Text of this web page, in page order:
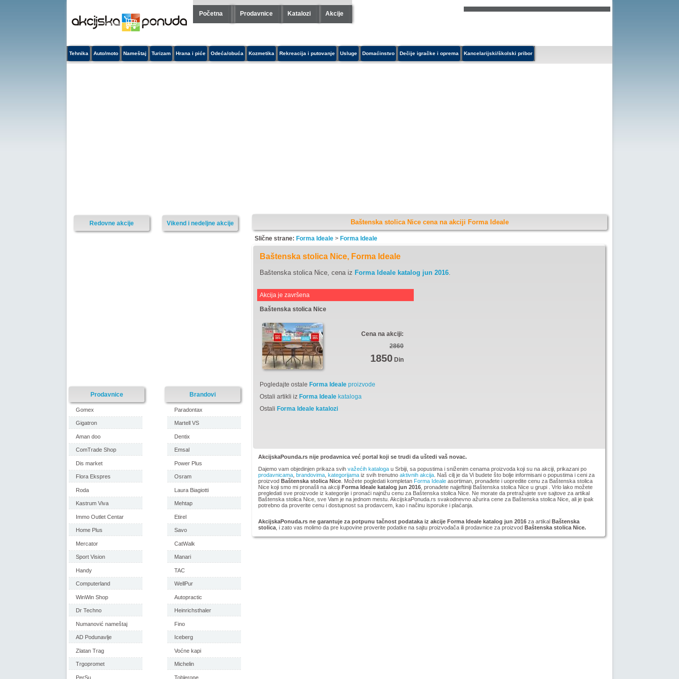
Početna Prodavnice Katalozi Akcije
Tehnika Auto/moto Nameštaj Turizam Hrana i piće Odeća/obuća Kozmetika Rekreacija i putovanje Usluge Domaćinstvo Dečije igračke i oprema Kancelarijski/školski pribor
Baštenska stolica Nice cena na akciji Forma Ideale
Slične strane: Forma Ideale > Forma Ideale
Baštenska stolica Nice, Forma Ideale
Baštenska stolica Nice, cena iz Forma Ideale katalog jun 2016.
Akcija je završena
Baštenska stolica Nice
Cena na akciji:
2860
1850 Din
Pogledajte ostale Forma Ideale proizvode
Ostali artikli iz Forma Ideale kataloga
Ostali Forma Ideale katalozi
AkcijskaPounda.rs nije prodavnica već portal koji se trudi da uštedi vaš novac.
Dajemo vam objedinjen prikaza svih važećih kataloga u Srbiji, sa popustima i sniženim cenama proizvoda koji su na akciji, prikazani po
prodavnicama brandovima kategorijama iz svih trenutno aktivnih akcija . Naš cilj je da Vi budete što bolje informisani o popustima i ceni za
proizvod Baštenska stolica Nice . Možete pogledati kompletan Forma Ideale asortiman, pronađete i uopredite cenu za Baštenska stolica
Nice koji smo mi pronašli na akciji Forma Ideale katalog jun 2016 , pronađete najjeftiniji Baštenska stolica Nice u grupi . Vrlo lako možete
pregledati sve proizvode iz kategorije i pronaći najnižu cenu za Baštenska stolica Nice. Ne morate da pretražujete sve sajtove za artikal
Baštenska stolica Nice, sve Vam je na jednom mestu. AkcijskaPonuda.rs svakodnevno ažurira cene za Baštenska stolica Nice, ali je ipak
potrebno da proverite cenu i dostupnost sa prodavcem, kao i načinu isporuke i plaćanja.
AkcijskaPonuda.rs ne garantuje za potpunu tačnost podataka iz akcije Forma Ideale katalog jun 2016 za artikal Baštenska
stolica , i zato vas molimo da pre kupovine proverite podatke na sajtu proizvođača ili prodavnice za proizvod Baštenska stolica Nice.
Vikend i nedeljne akcije
Redovne akcije
Prodavnice
Gomex
Gigatron
Aman doo
ComTrade Shop
Dis market
Flora Ekspres
Roda
Kastrum Viva
Immo Outlet Centar
Home Plus
Mercator
Sport Vision
Handy
Computerland
WinWin Shop
Dr Techno
Numanović nameštaj
AD Podunavlje
Zlatan Trag
Trgopromet
PerSu
Brandovi
Paradontax
Martell VS
Dentix
Emsal
Power Plus
Osram
Laura Biagiotti
Mehtap
Etirel
Savo
CatWalk
Manari
TAC
WellPur
Autopractic
Heinrichsthaler
Fino
Iceberg
Voćne kapi
Michelin
Toblerone